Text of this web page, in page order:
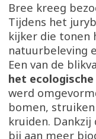
Bree kreeg
Tijdens het
kijker die tonen
natuurbeleving
Een van de
het
werd
bomen,
kruiden.
bij aan meer